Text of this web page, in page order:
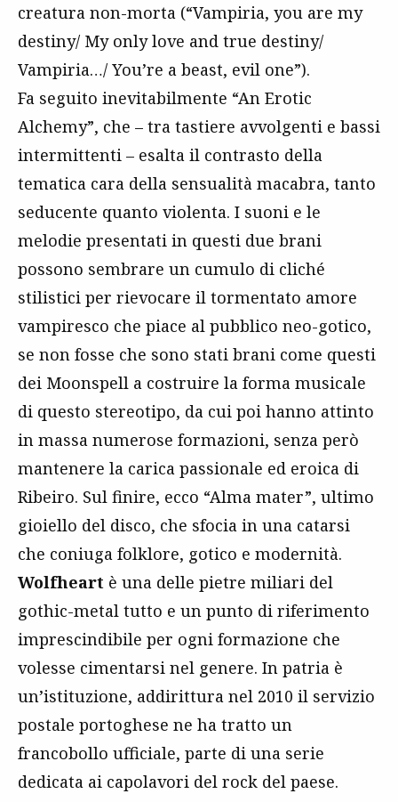
creatura non-morta (“Vampiria, you are my
destiny/ My only love and true destiny/
Vampiria…/ You’re a beast, evil one”).
Fa seguito inevitabilmente “An Erotic
Alchemy”, che – tra tastiere avvolgenti e bassi
intermittenti – esalta il contrasto della
tematica cara della sensualità macabra, tanto
seducente quanto violenta. I suoni e le
melodie presentati in questi due brani
possono sembrare un cumulo di cliché
stilistici per rievocare il tormentato amore
vampiresco che piace al pubblico neo-gotico,
se non fosse che sono stati brani come questi
dei Moonspell a costruire la forma musicale
di questo stereotipo, da cui poi hanno attinto
in massa numerose formazioni, senza però
mantenere la carica passionale ed eroica di
Ribeiro. Sul finire, ecco “Alma mater”, ultimo
gioiello del disco, che sfocia in una catarsi
che coniuga folklore, gotico e modernità.
Wolfheart è una delle pietre miliari del
gothic-metal tutto e un punto di riferimento
imprescindibile per ogni formazione che
volesse cimentarsi nel genere. In patria è
un’istituzione, addirittura nel 2010 il servizio
postale portoghese ne ha tratto un
francobollo ufficiale, parte di una serie
dedicata ai capolavori del rock del paese.